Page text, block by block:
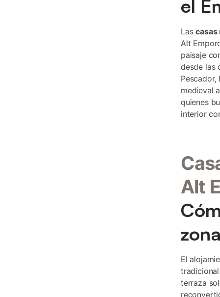
el
Lascasas
Alt
paisaje
desde las
medieval
quienes
interior
Alt
zona
El
terraza